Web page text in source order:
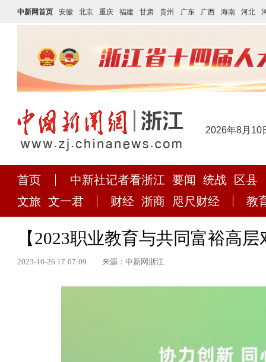
中新网首页 安徽 北京 重庆 福建 甘肃 贵州 广东 广西 海南 河北
2026年8月10
首页 中新社记者看浙江 要闻 统战
区县
文旅 文一君 财经 浙商 咫尺财经 教
【2023职业教育与共同富裕高
2023-10-26 17:07:09 来源：中新网浙江